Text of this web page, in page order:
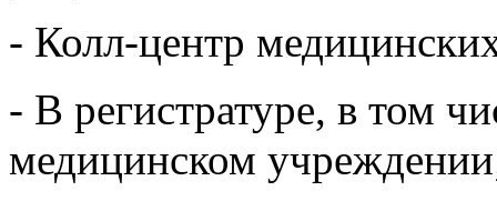
- Колл-центр
- В регистратуре, в том
медицинском